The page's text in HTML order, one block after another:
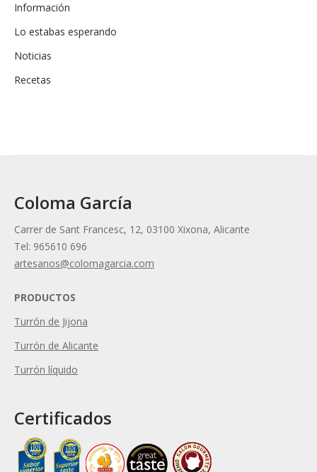
Información
Lo estabas esperando
Noticias
Recetas
Coloma García
Carrer de Sant Francesc, 12, 03100 Xixona, Alicante
Tel: 965610 696
artesanos@colomagarcia.com
PRODUCTOS
Turrón de Jijona
Turrón de Alicante
Turrón líquido
Certificados